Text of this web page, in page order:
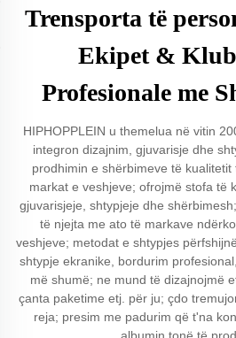
Trensporta të
Ekipet &
Profesionale me
HIPHOPPLEIN u themelua në vitin
integron dizajnim, gjuvarisje dhe
prodhimin e shërbimeve të
markat e veshjeve; ofrojmë stofa të
gjuvarisjeje, shtypjeje dhe
të njejta me ato të markave
veshjeve; metodat e shtypjes
shtypje ekranike, bordurim
më shumë; ne mund të dizajnojmë
çanta paketime etj. për ju; çdo
reja; presim me padurim që t'na